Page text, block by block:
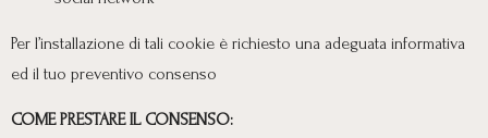
Per l’installazione di tali cookie è richiesto una adeguata informativa
ed il tuo preventivo consenso
COME PRESTARE IL CONSENSO: